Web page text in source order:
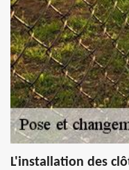
L'installation des